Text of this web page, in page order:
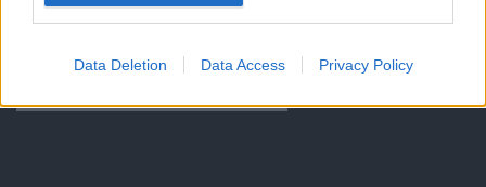
Data Deletion Data Access Privacy Policy